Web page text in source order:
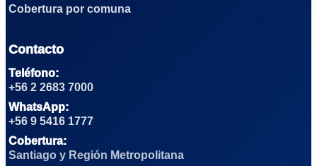
Cobertura por comuna
Contacto
Teléfono:
+56 2 2683 7000
WhatsApp:
+56 9 5416 1777
Cobertura:
Santiago y Región Metropolitana